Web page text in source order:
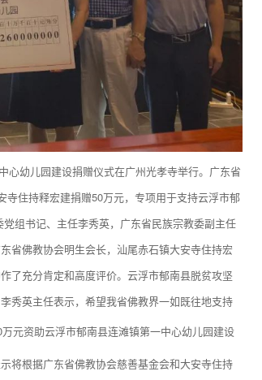
心幼儿园建设捐赠仪式在广州光孝寺举行。广东省
住持释宏建捐赠50万元，专项用于支持云浮市郁
组书记、主任李秀英，广东省民族宗教委副主任
省佛教协会明生会长，汕尾赤石镇大安寺住持宏
了充分肯定和高度评价。云浮市郁南县脱贫攻坚
秀英主任表示，希望我省佛教界一如既往地支持
将根据广东省佛教协会慈善基金会和大安寺住持